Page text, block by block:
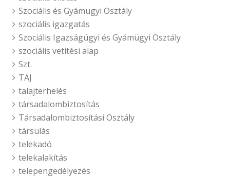
Szociális és Gyámügyi Osztály
szociális igazgatás
Szociális Igazságügyi és Gyámügyi Osztály
szociális vetítési alap
Szt.
TAJ
talajterhelés
társadalombiztosítás
Társadalombiztosítási Osztály
társulás
telekadó
telekalakítás
telepengedélyezés